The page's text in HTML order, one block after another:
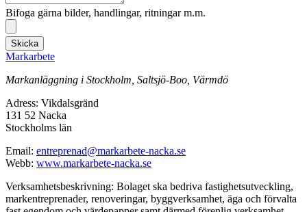
Bifoga gärna bilder, handlingar, ritningar m.m.
Skicka
Markarbete
Markanläggning i Stockholm, Saltsjö-Boo, Värmdö
Adress: Vikdalsgränd
131 52 Nacka
Stockholms län
Email: entreprenad@markarbete-nacka.se
Webb: www.markarbete-nacka.se
Verksamhetsbeskrivning: Bolaget ska bedriva fastighetsutveckling,
markentreprenader, renoveringar, byggverksamhet, äga och förvalta